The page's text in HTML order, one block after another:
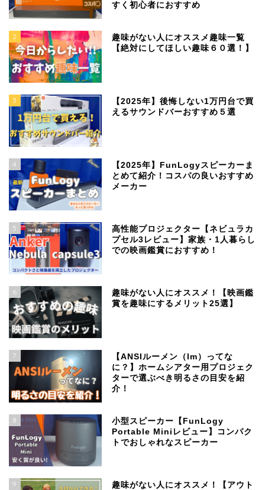
すく初心者におすすめ
2
趣味がない人にオススメ趣味一覧
【絶対にしてほしい趣味６０選！】
3
【2025年】後悔しない1万円台で買
えるサウンドバーおすすめ５選
4
【2025年】FunLogyスピーカーま
とめて紹介！コスパの良いおすすめ
メーカー
5
高性能プロジェクター【ネビュラカ
プセル3レビュー】家族・1人暮らし
での映画鑑賞におすすめ！
6
趣味がない人にオススメ！【映画鑑
賞を趣味にするメリット25選】
7
【ANSIルーメン（lm）ってな
に？】ホームシアター用プロジェク
ターで選ぶべき明るさの目安を紹
介！
8
小型スピーカー【FunLogy
Portable Miniレビュー】コンパク
トでおしゃれなスピーカー
9
趣味がない人にオススメ！【アウト